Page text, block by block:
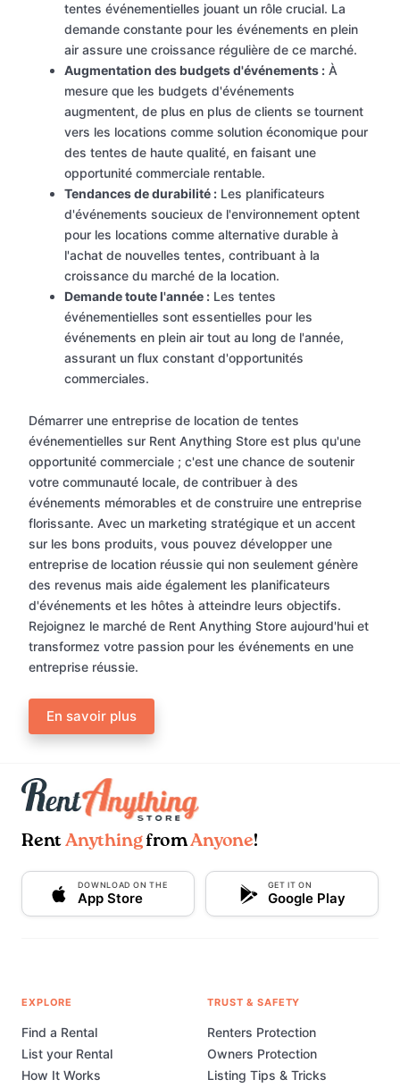
tentes événementielles jouant un rôle crucial. La
demande constante pour les événements en plein
air assure une croissance régulière de ce marché.
Augmentation des budgets d'événements : À
mesure que les budgets d'événements
augmentent, de plus en plus de clients se tournent
vers les locations comme solution économique pour
des tentes de haute qualité, en faisant une
opportunité commerciale rentable.
Tendances de durabilité : Les planificateurs
d'événements soucieux de l'environnement optent
pour les locations comme alternative durable à
l'achat de nouvelles tentes, contribuant à la
croissance du marché de la location.
Demande toute l'année : Les tentes
événementielles sont essentielles pour les
événements en plein air tout au long de l'année,
assurant un flux constant d'opportunités
commerciales.
Démarrer une entreprise de location de tentes
événementielles sur Rent Anything Store est plus qu'une
opportunité commerciale ; c'est une chance de soutenir
votre communauté locale, de contribuer à des
événements mémorables et de construire une entreprise
florissante. Avec un marketing stratégique et un accent
sur les bons produits, vous pouvez développer une
entreprise de location réussie qui non seulement génère
des revenus mais aide également les planificateurs
d'événements et les hôtes à atteindre leurs objectifs.
Rejoignez le marché de Rent Anything Store aujourd'hui et
transformez votre passion pour les événements en une
entreprise réussie.
En savoir plus
Rent AnythingfromAnyone!
DOWNLOAD ON THE
App Store
GET IT ON
Google Play
EXPLORE
Find a Rental
List your Rental
How It Works
TRUST & SAFETY
Renters Protection
Owners Protection
Listing Tips & Tricks